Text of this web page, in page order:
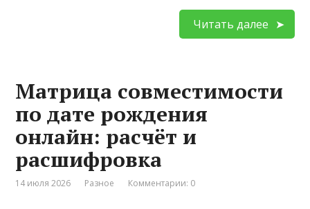
Читать далее
Матрица совместимости
по дате рождения
онлайн: расчёт и
расшифровка
14 июля 2026 Разное Комментарии: 0